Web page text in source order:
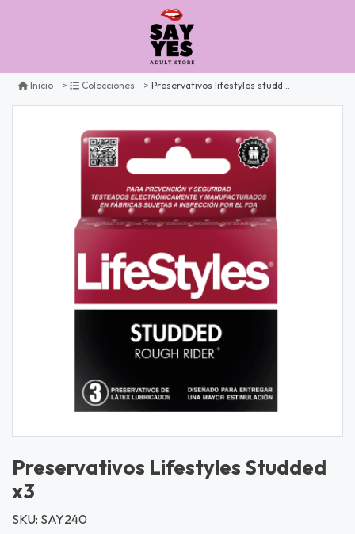
Inicio Colecciones Preservativos lifestyles studded x3
Preservativos Lifestyles Studded
x3
SKU: SAY240